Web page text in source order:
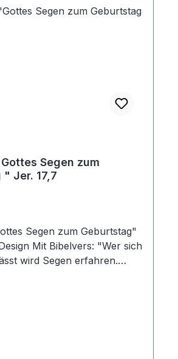
Segen zum
Jer. 17,7
Segen zum Geburtstag"
Mit Bibelvers: "Wer sich
wird Segen erfahren.